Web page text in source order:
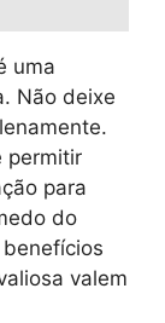
uma
Não deixe
permitir
para
do
valem